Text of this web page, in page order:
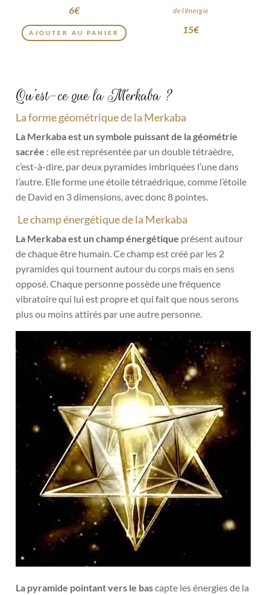
6€
AJOUTER AU PANIER
de l’énergie
15€
Qu’est-ce que la Merkaba ?
La forme géométrique de la Merkaba
La Merkaba est un symbole puissant de la géométrie
sacrée : elle est représentée par un double tétraèdre,
c’est-à-dire, par deux pyramides imbriquées l’une dans
l’autre. Elle forme une étoile tétraédrique, comme l’étoile
de David en 3 dimensions, avec donc 8 pointes.
Le champ énergétique de la Merkaba
La Merkaba est un champ énergétique présent autour
de chaque être humain. Ce champ est créé par les 2
pyramides qui tournent autour du corps mais en sens
opposé. Chaque personne possède une fréquence
vibratoire qui lui est propre et qui fait que nous serons
plus ou moins attirés par une autre personne.
La pyramide pointant vers le bascapte les énergies de la